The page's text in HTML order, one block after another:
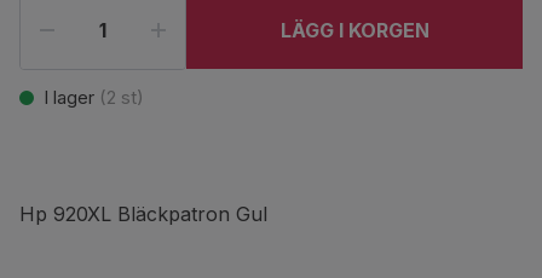
LÄGG I KORGEN
I lager (2 st)
Hp 920XL Bläckpatron Gul